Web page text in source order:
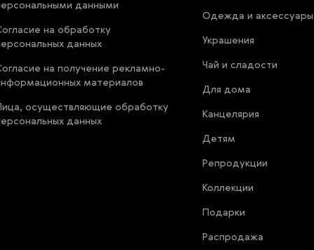
данными
на обработку
данных
на получение рекламно-
материалов
осуществляющие обработку
данных
Одежда и аксессуары
Украшения
Чай и сладости
Для дома
Канцелярия
Детям
Репродукции
Коллекции
Подарки
Распродажа